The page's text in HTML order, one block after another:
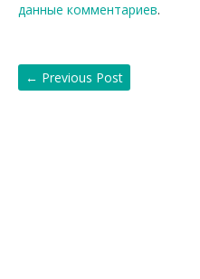
данные комментариев.
← Previous Post